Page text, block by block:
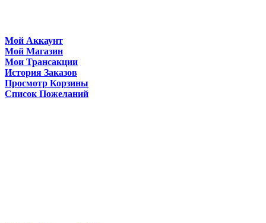
Мой Аккаунт
Мой Магазин
Мои Трансакции
История Заказов
Просмотр Корзины
Список Пожеланий